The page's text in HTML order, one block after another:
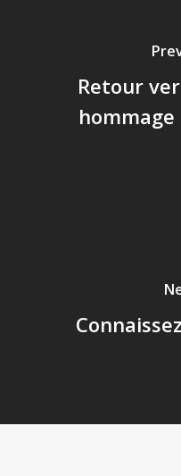
Retour
hommage